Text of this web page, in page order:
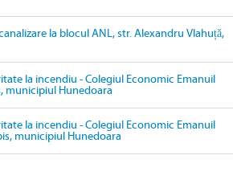
la blocul ANL, str. Alexandru Vlahuță,
la incendiu - Colegiul Economic Emanuil
municipiul Hunedoara
la incendiu - Colegiul Economic Emanuil
municipiul Hunedoara